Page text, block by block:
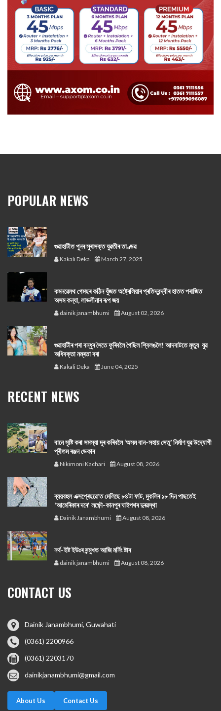
POPULAR NEWS
গুৱাহাটীত পুনৰ সুৰাসক্ত যুৱতীৰ তাণ্ডৱ
Kakali Deka March 27, 2025
কমনৱেলথ গেমছৰ কঠিন যুঁজত অষ্ট্ৰেলিয়াৰ প্ৰতিদ্বন্দ্বীৰ হাতত পৰাজিত
অসম কন্যা, লাভলীনাৰ ৰূপ জয়
dainik janambhumi August 02, 2026
গুৱাহাটীৰ পৰা বন্ধুৰ সৈতে ফুৰিবলৈ গৈছিল শ্বিলঙলৈ! আদবাটতে মৃত্যু যুৱ
অধিবক্তা নম্ৰতা বৰা
Kakali Deka June 04, 2025
RECENT NEWS
বানে সৃষ্টি কৰা সমস্যা দূৰ কৰিবলৈ ‘অসম বান-সহায় সেতু’ নিৰ্মাণ যুৱ উদ্যোগী
প্ৰীতম ৰঞ্জন ডেকাৰ
Nikimoni Kachari August 08, 2026
ব্যয়বহুল এক্সপ্ৰেছৱে'ত মেলিছে ৮৪টা ফাট, মুকলিৰ ১৮ দিন পাছতেই
'আমেৰিকাৰ দৰে' লক্ষ্ণৌ-কানপুৰ ঘাইপথৰ দুৰৱস্থা
Dainik Janambhumi August 08, 2026
নর্থ-ইষ্ট ইউঃৰ সন্মুখত আজি মর্নিং ষ্টাৰ
dainik janambhumi August 08, 2026
CONTACT US
Dainik Janambhumi, Guwahati
(0361) 2200966
(0361) 2203170
dainikjanambhumi@gmail.com
About Us Contact Us